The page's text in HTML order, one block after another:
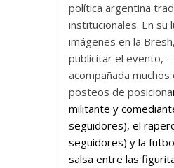
política argentina
institucionales. En
imágenes en la
publicitar el evento,
acompañada
posteos de posiciona
militante y
seguidores), el
seguidores) y la
salsa entre las